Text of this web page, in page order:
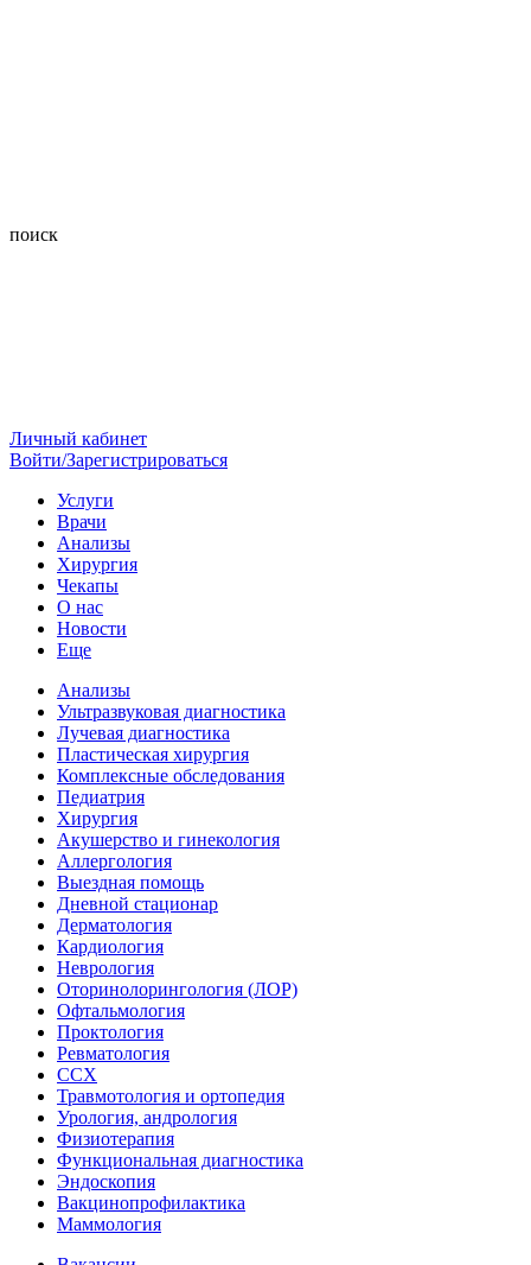
поиск
Личный кабинет
Войти/Зарегистрироваться
Услуги
Врачи
Анализы
Хирургия
Чекапы
О нас
Новости
Еще
Анализы
Ультразвуковая диагностика
Лучевая диагностика
Пластическая хирургия
Комплексные обследования
Педиатрия
Хирургия
Акушерство и гинекология
Аллергология
Выездная помощь
Дневной стационар
Дерматология
Кардиология
Неврология
Оторинолорингология (ЛОР)
Офтальмология
Проктология
Ревматология
ССХ
Травмотология и ортопедия
Урология, андрология
Физиотерапия
Функциональная диагностика
Эндоскопия
Вакцинопрофилактика
Маммология